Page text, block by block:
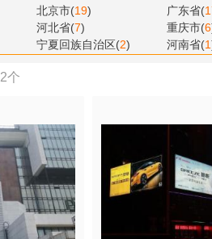
北京市(19) 广东省(
河北省(7) 重庆市(6
宁夏回族自治区(2) 河南省(1
2个